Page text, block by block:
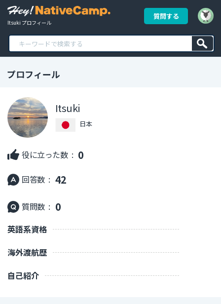
Itsuki プロフィール
質問する
プロフィール
Itsuki
日本
役に立った数 : 0
回答数 : 42
質問数 : 0
英語系資格
海外渡航歴
自己紹介